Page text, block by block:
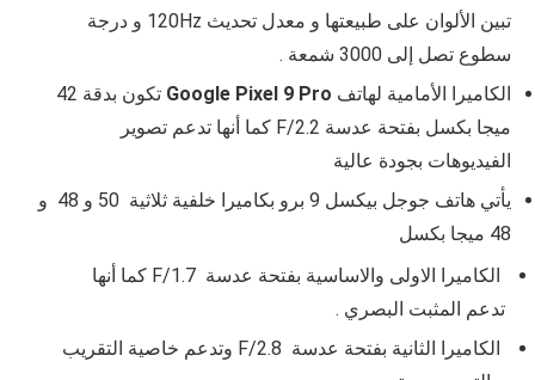
تبين الألوان على طبيعتها و معدل تحديث 120Hz و درجة
سطوع تصل إلى 3000 شمعة .
الكاميرا الأمامية لهاتف Google Pixel 9 Pro تكون بدقة 42
ميجا بكسل بفتحة عدسة
F/2.2 كما أنها تدعم تصوير
الفيديوهات بجودة عالية
يأتي هاتف جوجل بيكسل 9 برو
بكاميرا خلفية ثلاثية 50 و 48 و
48 ميجا بكسل
الكاميرا الاولى والاساسية بفتحة عدسة
F/1.7 كما أنها
تدعم المثبت البصري .
الكاميرا الثانية بفتحة عدسة F/2.8 وتدعم خاصية التقريب